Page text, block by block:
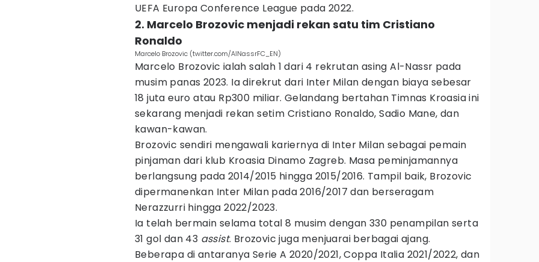
UEFA Europa Conference League pada 2022.
2. Marcelo Brozovic menjadi rekan satu tim Cristiano
Ronaldo
Marcelo Brozovic (twitter.com/AlNassrFC_EN)
Marcelo Brozovic ialah salah 1 dari 4 rekrutan asing Al-Nassr pada
musim panas 2023. Ia direkrut dari Inter Milan dengan biaya sebesar
18 juta euro atau Rp300 miliar. Gelandang bertahan Timnas Kroasia ini
sekarang menjadi rekan setim Cristiano Ronaldo, Sadio Mane, dan
kawan-kawan.
Brozovic sendiri mengawali kariernya di Inter Milan sebagai pemain
pinjaman dari klub Kroasia Dinamo Zagreb. Masa peminjamannya
berlangsung pada 2014/2015 hingga 2015/2016. Tampil baik, Brozovic
dipermanenkan Inter Milan pada 2016/2017 dan berseragam
Nerazzurri hingga 2022/2023.
Ia telah bermain selama total 8 musim dengan 330 penampilan serta
31 gol dan 43 assist. Brozovic juga menjuarai berbagai ajang.
Beberapa di antaranya Serie A 2020/2021, Coppa Italia 2021/2022, dan